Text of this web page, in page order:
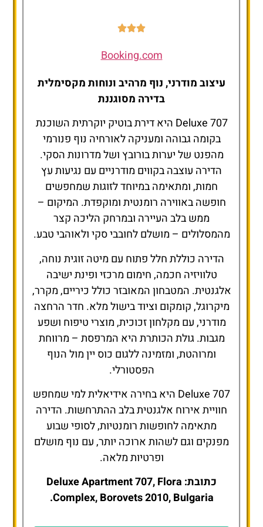
Booking.com
עיצוב מודרני, נוף מרהיב ונוחות מקסימלית
בדירה מסוגננת
Deluxe 707 היא דירת בוטיק יוקרתית השוכנת
בקומה גבוהה ומעניקה לאורחיה נוף פנורמי
מהפנט של יערות בורובץ ושל מדרונות הסקי.
הדירה עוצבה בקווים מודרניים עם נגיעות עץ
חמות, ומתאימה במיוחד לזוגות שמחפשים
חופשה באווירה רומנטית ומוקפדת. המיקום –
ממש בלב העיירה ובמרחק הליכה קצר
מהמסלולים – מושלם לחובבי סקי ולאוהבי טבע.
הדירה כוללת חלל פתוח עם מיטה זוגית נוחה,
טלוויזיה חכמה, חימום מרכזי ופינת ישיבה
אלגנטית. המטבחון המאובזר כולל כיריים, מקרר,
מיקרוגל, קומקום וציוד בישול מלא. חדר הרחצה
מודרני, עם מקלחון זכוכית, מוצרי טיפוח ושפע
מגבות. גולת הכותרת היא המרפסת – מרווחת
ומרוהטת, ומזמינה ללגום כוס יין מול הנוף
הפסטורלי.
Deluxe 707 היא בחירה אידיאלית למי שמחפש
חוויית אירוח אלגנטית בלב ההתרחשות. הדירה
מתאימה לחופשות רומנטיות, לסופי שבוע
מפנקים וגם לשהות ארוכה יותר, עם נוף מושלם
ופרטיות מלאה.
כתובת: Deluxe Apartment 707, Flora
Complex, Borovets 2010, Bulgaria.